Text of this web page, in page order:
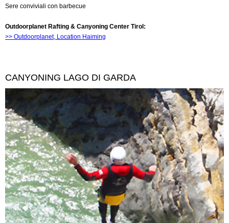
Sere conviviali con barbecue
Outdoorplanet Rafting & Canyoning Center Tirol:
>> Outdoorplanet, Location Haiming
CANYONING LAGO DI GARDA